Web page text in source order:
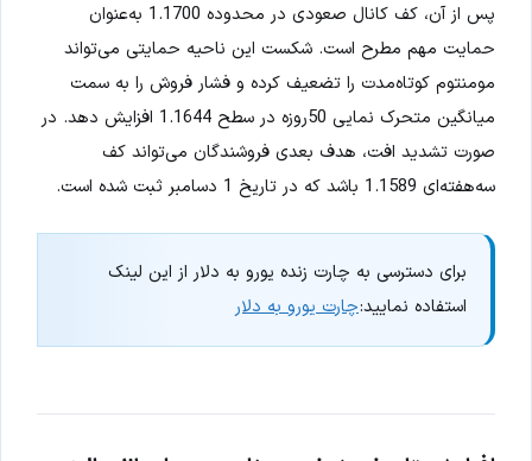
پس از آن، کف کانال صعودی در محدوده 1.1700 به‌عنوان
حمایت مهم مطرح است. شکست این ناحیه حمایتی می‌تواند
مومنتوم کوتاه‌مدت را تضعیف کرده و فشار فروش را به سمت
میانگین متحرک نمایی 50روزه در سطح 1.1644 افزایش دهد. در
صورت تشدید افت، هدف بعدی فروشندگان می‌تواند کف
سه‌هفته‌ای 1.1589 باشد که در تاریخ 1 دسامبر ثبت شده است.
برای دسترسی به چارت زنده یورو به دلار از این لینک
استفاده نمایید:چارت یورو به دلار